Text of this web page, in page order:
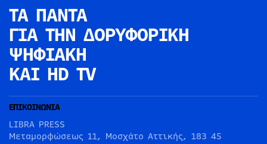
ΤΑ ΠΑΝΤΑ
ΓΙΑ ΤΗΝ ΔΟΡΥΦΟΡΙΚΗ
ΨΗΦΙΑΚΗ
ΚΑΙ HD TV
ΕΠΙΚΟΙΝΩΝΙΑ
LIBRA PRESS
Μεταμορφώσεως 11, Μοσχάτο Αττικής, 183 45